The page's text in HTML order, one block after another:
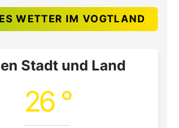
WETTER IM VOGTLAND
Stadt und Land
26 °